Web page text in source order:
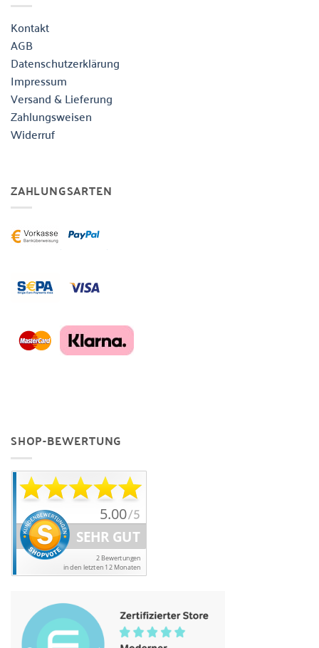
Kontakt
AGB
Datenschutzerklärung
Impressum
Versand & Lieferung
Zahlungsweisen
Widerruf
ZAHLUNGSARTEN
SHOP-BEWERTUNG